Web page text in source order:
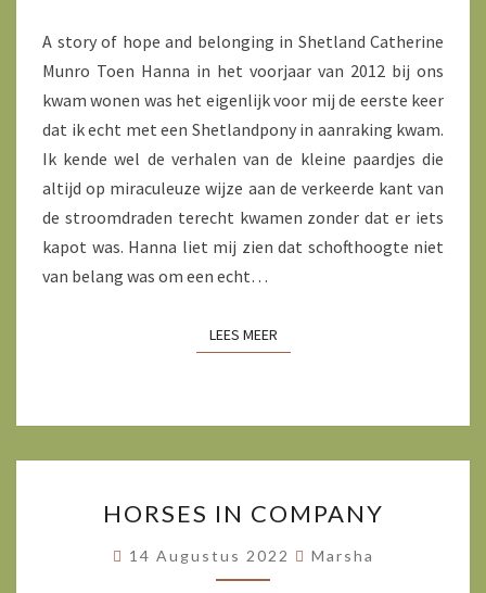
THE
WORLD
A story of hope and belonging in Shetland Catherine
Munro Toen Hanna in het voorjaar van 2012 bij ons
kwam wonen was het eigenlijk voor mij de eerste keer
dat ik echt met een Shetlandpony in aanraking kwam.
Ik kende wel de verhalen van de kleine paardjes die
altijd op miraculeuze wijze aan de verkeerde kant van
de stroomdraden terecht kwamen zonder dat er iets
kapot was. Hanna liet mij zien dat schofthoogte niet
van belang was om een echt…
LEES MEERLEES MEER
IN
COMPANY
HORSES IN COMPANY
14 Augustus 2022 Marsha